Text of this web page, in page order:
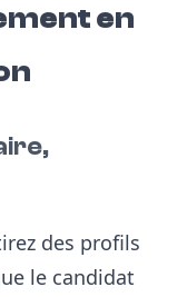
en
des profils
le candidat